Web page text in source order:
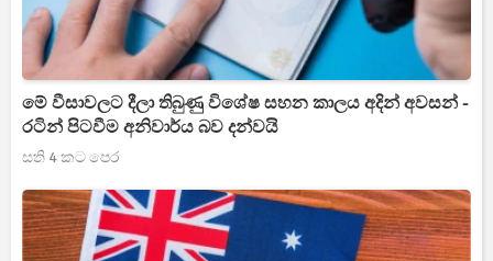
මේ වීසාවලට දීලා තිබුණු විශේෂ සහන කාලය අදින් අවසන් -
රටින් පිටවීම අනිවාර්ය බව දන්වයි
සති 4 කට පෙර